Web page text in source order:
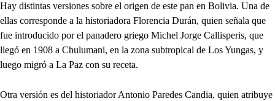
Hay distintas versiones sobre el origen de este pan en Bolivia. Una de
ellas corresponde a la historiadora Florencia Durán, quien señala que
fue introducido por el panadero griego Michel Jorge Callisperis, que
llegó en 1908 a Chulumani, en la zona subtropical de Los Yungas, y
luego migró a La Paz con su receta.
Otra versión es del historiador Antonio Paredes Candia, quien atribuye